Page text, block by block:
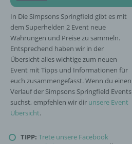
In Die Simpsons Springfield gibt es mit
dem Superhelden 2 Event neue
Währungen und Preise zu sammeln.
Entsprechend haben wir in der
Übersicht alles wichtige zum neuen
Event mit Tipps und Informationen für
euch zusammengefasst. Wenn du einen
Verlauf der Simpsons Springfield Events
suchst, empfehlen wir dir unsere Event
Übersicht.
TIPP: Trete unsere Facebook